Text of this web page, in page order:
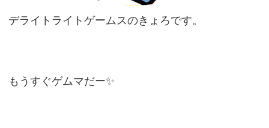
デライトライトゲームスのきょろです。
もうすぐゲムマだー✨